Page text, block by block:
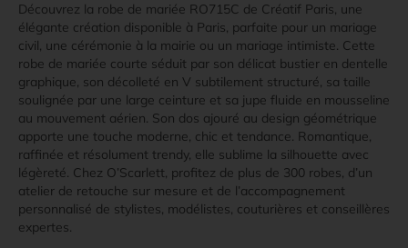
Découvrez la robe de mariée RO715C de Créatif Paris, une
élégante création disponible à Paris, parfaite pour un mariage
civil, une cérémonie à la mairie ou un mariage intimiste. Cette
robe de mariée courte séduit par son délicat bustier en dentelle
graphique, son décolleté en V subtilement structuré, sa taille
soulignée par une large ceinture et sa jupe fluide en mousseline
au mouvement aérien. Son dos ajouré au design géométrique
apporte une touche moderne, chic et tendance. Romantique,
raffinée et résolument trendy, elle sublime la silhouette avec
légèreté. Chez O’Scarlett, profitez de plus de 300 robes, d’un
atelier de retouche sur mesure et de l’accompagnement
personnalisé de stylistes, modélistes, couturières et conseillères
expertes.